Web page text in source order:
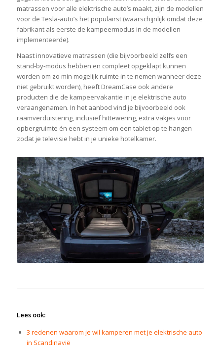
matrassen voor alle elektrische auto’s maakt, zijn de modellen
voor de Tesla-auto’s het populairst (waarschijnlijk omdat deze
fabrikant als eerste de kampeermodus in de modellen
implementeerde).
Naast innovatieve matrassen (die bijvoorbeeld zelfs een
stand-by-modus hebben en compleet opgeklapt kunnen
worden om zo min mogelijk ruimte in te nemen wanneer deze
niet gebruikt worden), heeft DreamCase ook andere
producten die de kampeervakantie in je elektrische auto
veraangenamen. In het aanbod vind je bijvoorbeeld ook
raamverduistering, inclusief hittewering, extra vakjes voor
opbergruimte én een systeem om een tablet op te hangen
zodat je televisie hebt in je unieke hotelkamer.
Lees ook:
3 redenen waarom je wil kamperen met je elektrische auto
in Scandinavië